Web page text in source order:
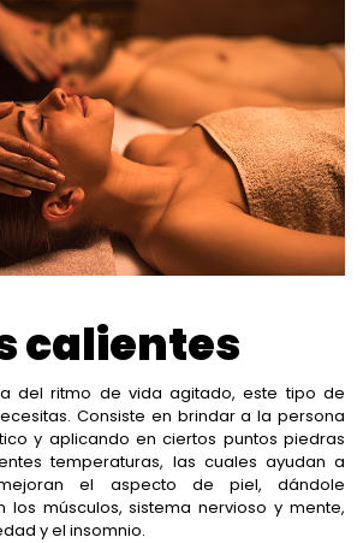
calientes
del ritmo de vida agitado, este tipo de
Consiste en brindar a la persona
y aplicando en ciertos puntos piedras
temperaturas, las cuales ayudan a
el aspecto de piel, dándole
los músculos, sistema nervioso y mente,
y el insomnio.